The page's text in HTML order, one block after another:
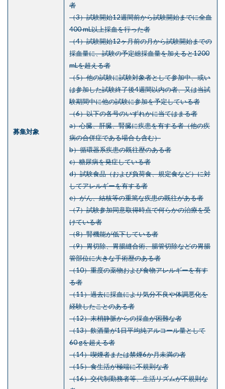
募集対象
者
（3）試験開始12週間前から試験開始までに全血
400 mL以上採血を行った者
（4）試験開始12ヶ月前の月から試験開始までの
採血量に、試験の予定総採血量を加えると1200
mLを超える者
（5）他の試験に試験対象者として参加中、或い
は参加した試験終了後4週間以内の者、又は当試
験期間中に他の試験に参加を予定している者
（6）以下の各号のいずれかに当てはまる者
a）心臓、肝臓、腎臓に疾患を有する者（他の疾
病の合併症である場合も含む）
b）循環器系疾患の既往歴のある者
c）糖尿病を発症している者
d）試験食品（および負荷食、規定食など）に対
してアレルギーを有する者
e）がん、結核等の重篤な疾患の既往がある者
（7）試験参加同意取得時点で何らかの治療を受
けている者
（8）腎機能が低下している者
（9）胃切除、胃腸縫合術、腸管切除などの胃腸
管部位に大きな手術歴のある者
（10）重度の薬物および食物アレルギーを有す
る者
（11）過去に採血により気分不良や体調悪化を
経験したことのある者
（12）末梢静脈からの採血が困難な者
（13）飲酒量が1日平均純アルコール量として
60 gを超える者
（14）喫煙者または禁煙6か月未満の者
（15）食生活が極端に不規則な者
（16）交代制勤務者等、生活リズムが不規則な